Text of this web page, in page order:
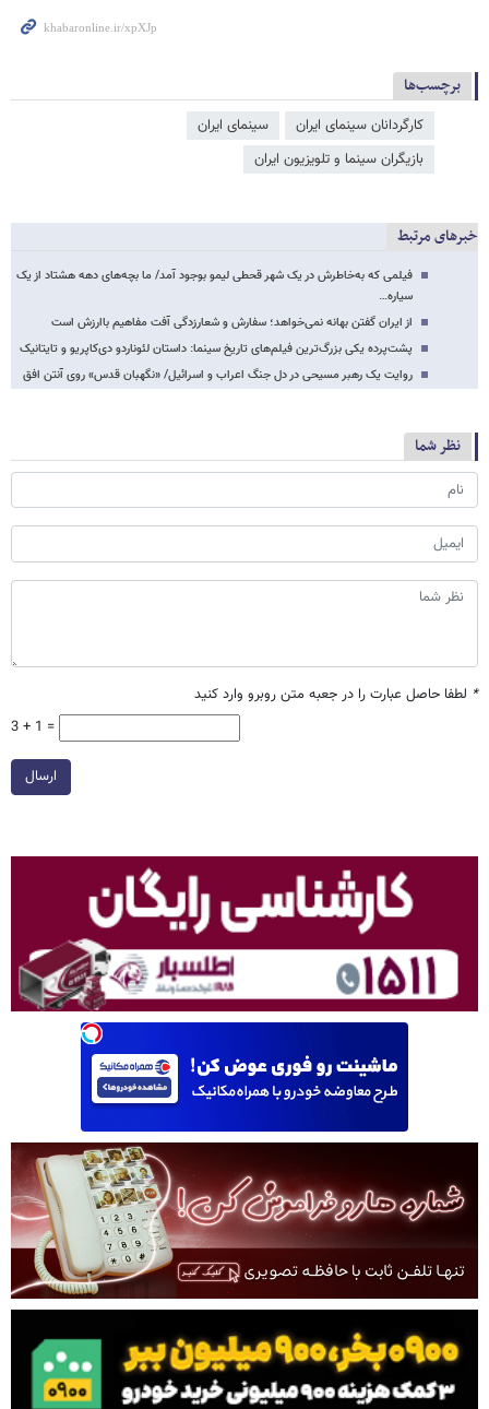
برچسب‌ها
کارگردانان سینمای ایران
سینمای ایران
بازیگران سینما و تلویزیون ایران
خبرهای مرتبط
فیلمی که به‌خاطرش در یک شهر قحطی لیمو بوجود آمد/ ما بچه‌های دهه هشتاد از یک
سیاره…
از ایران گفتن بهانه نمی‌خواهد؛ سفارش و شعارزدگی آفت مفاهیم باارزش است
پشت‌پرده یکی بزرگ‌ترین فیلم‌های تاریخ سینما: داستان لئوناردو دی‌کاپریو و تایتانیک
روایت یک رهبر مسیحی در دل جنگ اعراب و اسرائیل/ «نگهبان قدس» روی آنتن افق
نظر شما
* لطفا حاصل عبارت را در جعبه متن روبرو وارد کنید
3 + 1 =
ارسال